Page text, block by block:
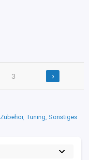
3 ›
Zubehör, Tuning, Sonstiges